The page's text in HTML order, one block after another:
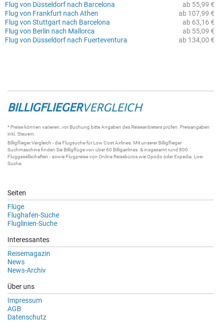
ab 55,99 €
Flug von Düsseldorf nach Barcelona
ab 107,99 €
Flug von Frankfurt nach Athen
ab 63,16 €
Flug von Stuttgart nach Barcelona
ab 55,09 €
Flug von Berlin nach Mallorca
ab 134,00 €
Flug von Düsseldorf nach Fuerteventura
BILLIGFLIEGERVERGLEICH
* Preise können variieren, vor Buchung bitte Angaben des Reiseanbieters prüfen. Preisangaben
inkl. Steuern.
BilligfliegerVergleich - die Flugsuchefür Low Cost Airlines. Mit unsererBilligflieger
Suchmaschinefinden Sie Billigflügevon über 60 Billigairlines . & insgesamt rund 800
Fluggesellschaften - sowie Flugpreise von Online Reisebüros wie Opodo oder Expedia. Live-
Suche
Seiten
Flüge
Flughafen-Suche
Fluglinien-Suche
Interessantes
Reisemagazin
News
News-Archiv
Über uns
Impressum
AGB
Datenschutz